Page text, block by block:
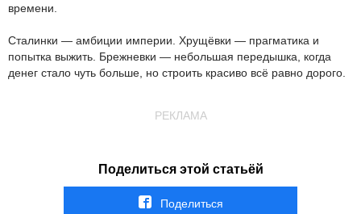
времени.
Сталинки — амбиции империи. Хрущёвки — прагматика и
попытка выжить. Брежневки — небольшая передышка, когда
денег стало чуть больше, но строить красиво всё равно дорого.
РЕКЛАМА
Поделиться этой статьёй
Поделиться